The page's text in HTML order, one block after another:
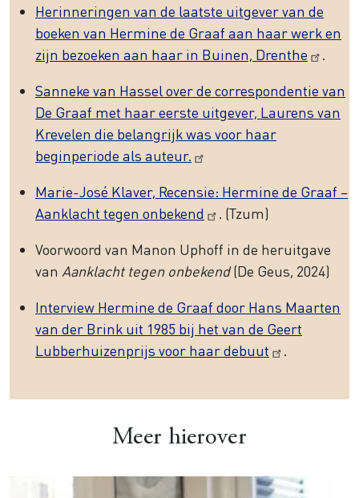
Herinneringen van de laatste uitgever van de
boeken van Hermine de Graaf aan haar werk en
zijn bezoeken aan haar in Buinen, Drenthe
Sanneke van Hassel over de correspondentie van
De Graaf met haar eerste uitgever, Laurens van
Krevelen die belangrijk was voor haar
beginperiode als auteur.
Marie-José Klaver, Recensie: Hermine de Graaf –
Aanklacht tegen onbekend
. (Tzum)
Voorwoord van Manon Uphoff in de heruitgave
van Aanklacht tegen onbekend(De Geus, 2024)
Interview Hermine de Graaf door Hans Maarten
van der Brink uit 1985 bij het van de Geert
Lubberhuizenprijs voor haar debuut
Meer hierover